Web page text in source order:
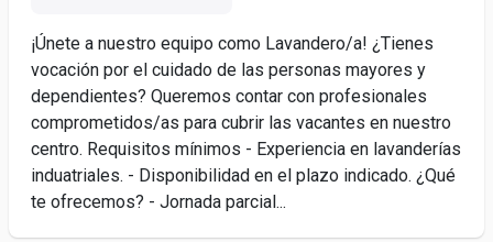
¡Únete a nuestro equipo como Lavandero/a! ¿Tienes
vocación por el cuidado de las personas mayores y
dependientes? Queremos contar con profesionales
comprometidos/as para cubrir las vacantes en nuestro
centro. Requisitos mínimos - Experiencia en lavanderías
induatriales. - Disponibilidad en el plazo indicado. ¿Qué
te ofrecemos? - Jornada parcial...